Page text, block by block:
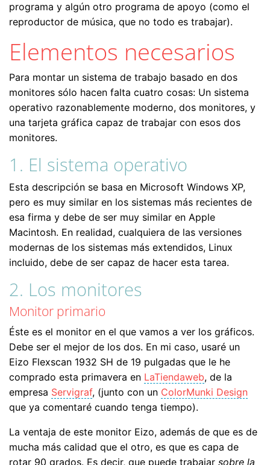
programa y algún otro programa de apoyo (como el
reproductor de música, que no todo es trabajar).
Elementos necesarios
Para montar un sistema de trabajo basado en dos
monitores sólo hacen falta cuatro cosas: Un sistema
operativo razonablemente moderno, dos monitores, y
una tarjeta gráfica capaz de trabajar con esos dos
monitores.
1. El sistema operativo
Esta descripción se basa en Microsoft Windows XP,
pero es muy similar en los sistemas más recientes de
esa firma y debe de ser muy similar en Apple
Macintosh. En realidad, cualquiera de las versiones
modernas de los sistemas más extendidos, Linux
incluido, debe de ser capaz de hacer esta tarea.
2. Los monitores
Monitor primario
Éste es el monitor en el que vamos a ver los gráficos.
Debe ser el mejor de los dos. En mi caso, usaré un
Eizo Flexscan 1932 SH de 19 pulgadas que le he
comprado esta primavera en LaTiendaweb, de la
empresa Servigraf, (junto con un ColorMunki Design
que ya comentaré cuando tenga tiempo).
La ventaja de este monitor Eizo, además de que es de
mucha más calidad que el otro, es que es capa de
rotar 90 grados. Es decir, que puede trabajar sobre la